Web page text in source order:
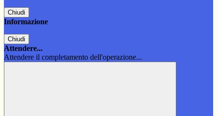
Chiudi
Informazione
Chiudi
Attendere...
Attendere il completamento dell'operazione...